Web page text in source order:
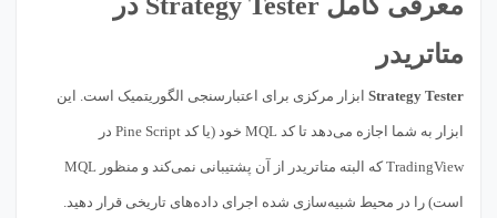
متاتریدر
Strategy Tester ابزار مرکزی برای اعتبارسنجی الگوریتمیک است. این
ابزار به شما اجازه می‌دهد تا کد MQL خود (یا کد Pine Script در
TradingView که البته متاتریدر از آن پشتیبانی نمی‌کند و منظور MQL
است) را در محیط شبیه‌سازی شده اجرای داده‌های تاریخی قرار دهید.